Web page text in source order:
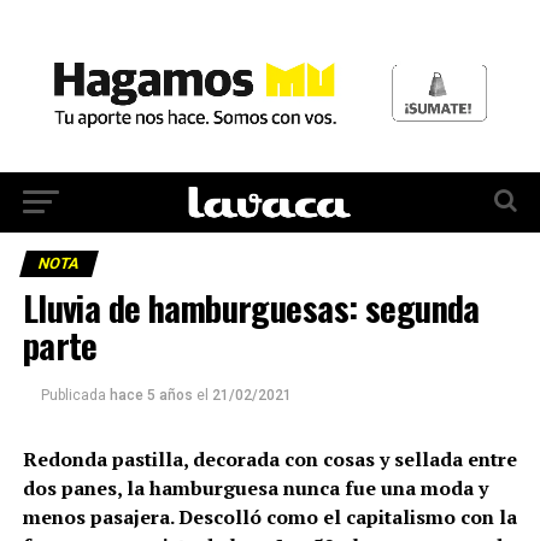
NOTA
Lluvia de hamburguesas: segunda
parte
Publicada hace 5 años el 21/02/2021
Redonda pastilla, decorada con cosas y sellada entre
dos panes, la hamburguesa nunca fue una moda y
menos pasajera. Descolló como el capitalismo con la